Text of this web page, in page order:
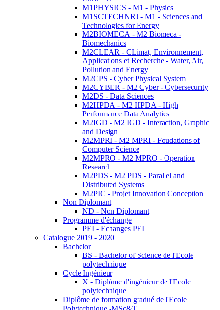
M1PHYSICS - M1 - Physics
M1SCTECHNRJ - M1 - Sciences and
Technologies for Energy
M2BIOMECA - M2 Biomeca -
Biomechanics
M2CLEAR - CLimat, Environnement,
Applications et Recherche - Water, Air,
Pollution and Energy
M2CPS - Cyber Physical System
M2CYBER - M2 Cyber - Cybersecurity
M2DS - Data Sciences
M2HPDA - M2 HPDA - High
Performance Data Analytics
M2IGD - M2 IGD - Interaction, Graphic
and Design
M2MPRI - M2 MPRI - Foudations of
Computer Science
M2MPRO - M2 MPRO - Operation
Research
M2PDS - M2 PDS - Parallel and
Distributed Systems
M2PIC - Projet Innovation Conception
Non Diplomant
ND - Non Diplomant
Programme d'échange
PEI - Echanges PEI
Catalogue 2019 - 2020
Bachelor
BS - Bachelor of Science de l'Ecole
polytechnique
Cycle Ingénieur
X - Diplôme d'ingénieur de l'Ecole
polytechnique
Diplôme de formation gradué de l'Ecole
Polytechnique -MSc&T